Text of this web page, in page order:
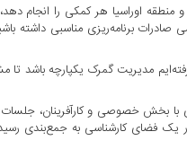
اوراسیا هر کمکی را انجام دهد،
برنامه‌ریزی مناسبی داشته
مدیریت گمرک یکپارچه باشد
با بخش خصوصی و کارآفرینان،
یک فضای کارشناسی به جمع‌بندی